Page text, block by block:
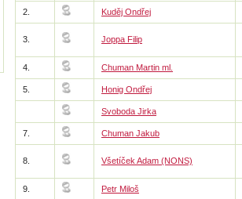
2. Kuděj Ondřej
3. Joppa Filip
4. Chuman Martin ml.
5. Honig Ondřej
Svoboda Jirka
7. Chuman Jakub
8. Všetíček Adam (NONS)
9. Petr Miloš